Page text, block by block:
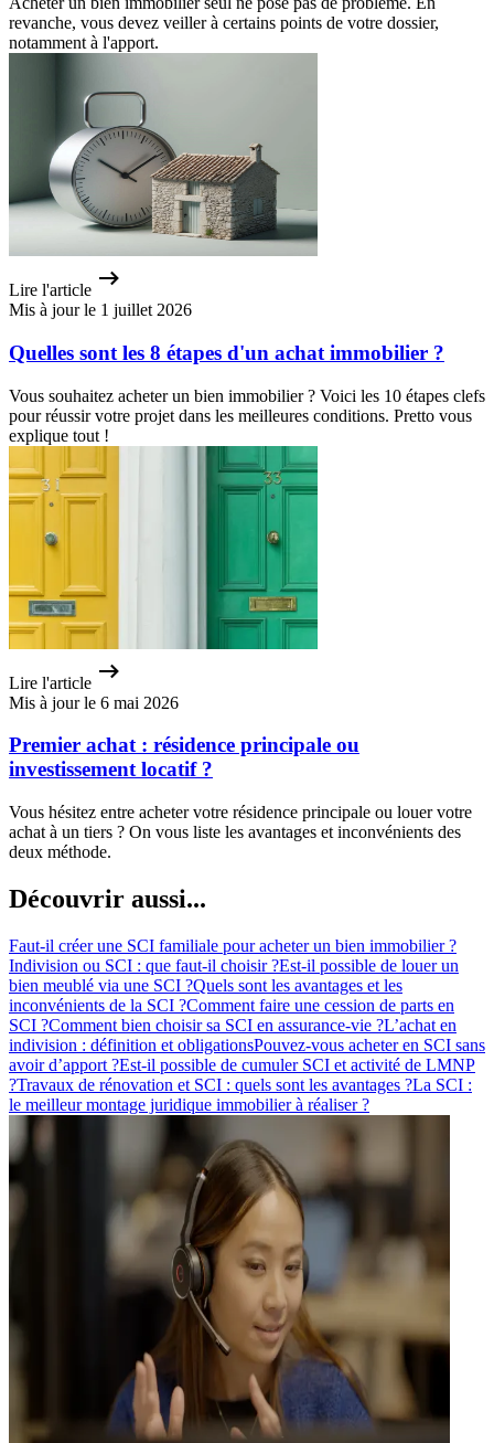
revanche, vous devez veiller à certains points de votre dossier,
notamment à l'apport.
Lire l'article
Mis à jour le 1 juillet 2026
Quelles sont les 8 étapes d'un achat immobilier ?
Vous souhaitez acheter un bien immobilier ? Voici les 10 étapes clefs
pour réussir votre projet dans les meilleures conditions. Pretto vous
explique tout !
Lire l'article
Mis à jour le 6 mai 2026
Premier achat : résidence principale ou
investissement locatif ?
Vous hésitez entre acheter votre résidence principale ou louer votre
achat à un tiers ? On vous liste les avantages et inconvénients des
deux méthode.
Découvrir aussi...
Faut-il créer une SCI familiale pour acheter un bien immobilier ?
Indivision ou SCI : que faut-il choisir ?Est-il possible de louer un
bien meublé via une SCI ?Quels sont les avantages et les
inconvénients de la SCI ?Comment faire une cession de parts en
SCI ?Comment bien choisir sa SCI en assurance-vie ?L’achat en
indivision : définition et obligationsPouvez-vous acheter en SCI sans
avoir d’apport ?Est-il possible de cumuler SCI et activité de LMNP
?Travaux de rénovation et SCI : quels sont les avantages ?La SCI :
le meilleur montage juridique immobilier à réaliser ?